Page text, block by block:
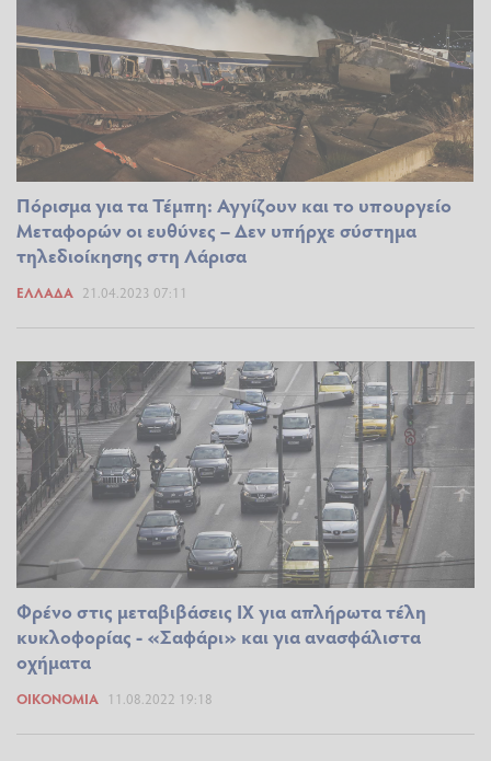
Πόρισμα για τα Τέμπη: Αγγίζουν και το υπουργείο
Μεταφορών οι ευθύνες – Δεν υπήρχε σύστημα
τηλεδιοίκησης στη Λάρισα
ΕΛΛΆΔΑ 21.04.2023 07:11
Φρένο στις μεταβιβάσεις ΙΧ για απλήρωτα τέλη
κυκλοφορίας - «Σαφάρι» και για ανασφάλιστα
οχήματα
ΟΙΚΟΝΟΜΊΑ 11.08.2022 19:18